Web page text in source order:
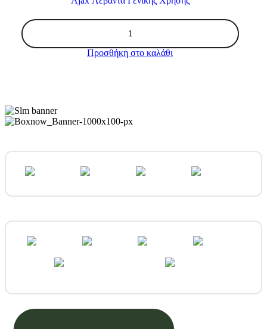
Λεβάντα
Γενικής
Χρήσης
Προσθήκη στο καλάθι